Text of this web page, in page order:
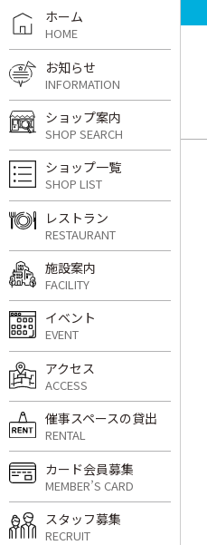
ホーム
HOME
お知らせ
INFORMATION
ショップ案内
SHOP SEARCH
ショップ一覧
SHOP LIST
レストラン
RESTAURANT
施設案内
FACILITY
イベント
EVENT
アクセス
ACCESS
催事スペースの貸出
RENTAL
カード会員募集
MEMBER’S CARD
スタッフ募集
RECRUIT